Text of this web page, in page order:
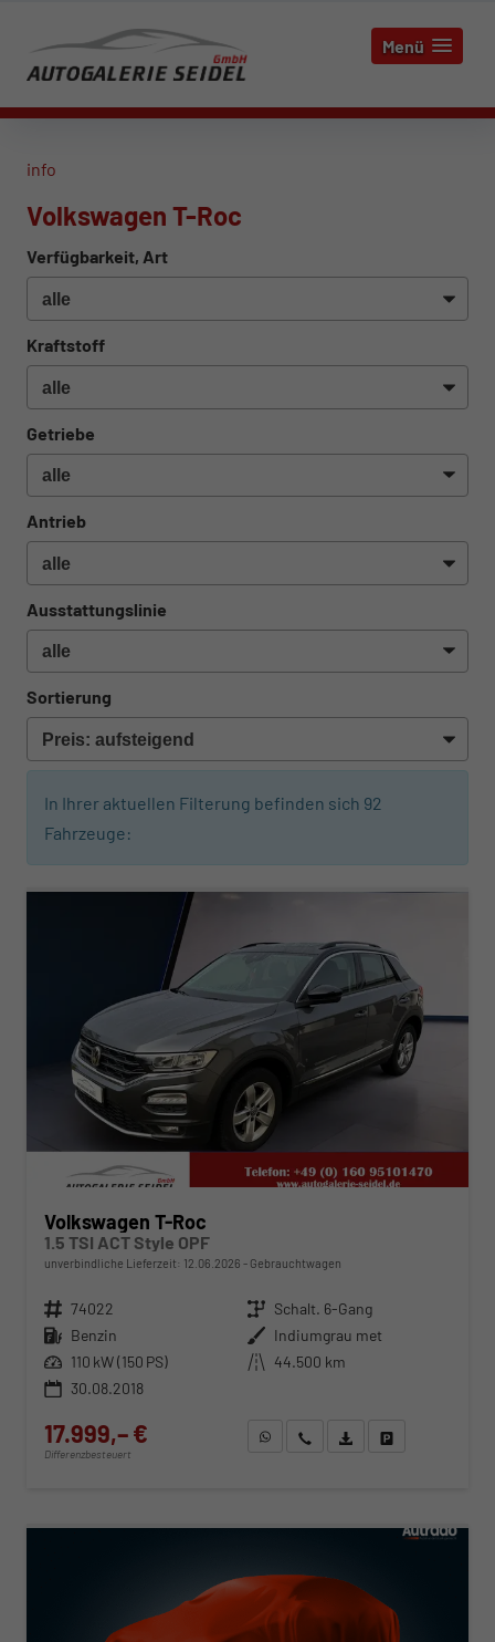
Menü
info
Volkswagen T-Roc
Verfügbarkeit, Art
Kraftstoff
Getriebe
Antrieb
Ausstattungslinie
Sortierung
In Ihrer aktuellen Filterung befinden sich 92
Fahrzeuge:
ab 183,– € mtl.
Volkswagen T-Roc
1.5 TSI ACT Style OPF
unverbindliche Lieferzeit: 12.06.2026 Gebrauchtwagen
Fahrzeugnr. 74022 Getriebe Schalt. 6-Gang
Kraftstoff Benzin Außenfarbe Indiumgrau met
Leistung 110 kW (150 PS) Kilometerstand 44.500 km
30.08.2018
17.999,– €
Differenzbesteuert
WhatsApp anfragen
Wir rufen Sie anFahrzeugexposé (PDF)